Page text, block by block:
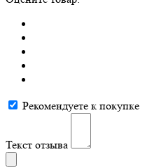
Рекомендуете к покупке
Текст отзыва